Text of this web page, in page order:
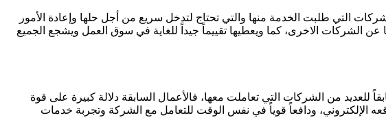
التي طلبت الخدمة منها والتي تحتاج لتدخل سريع من أجل حلها وإعادة الأمور
عن الشركات الاخرى، كما ويعطيها تقييماً جيداً للغاية في سوق العمل ويشجع الجميع
من الشركات التي تعاملت معها، فالأعمال السابقة دلالة كبيرة على قوة
الإلكتروني، ودافعاً قوياً في نفس الوقت للتعامل مع الشركة وتجربة خدمات